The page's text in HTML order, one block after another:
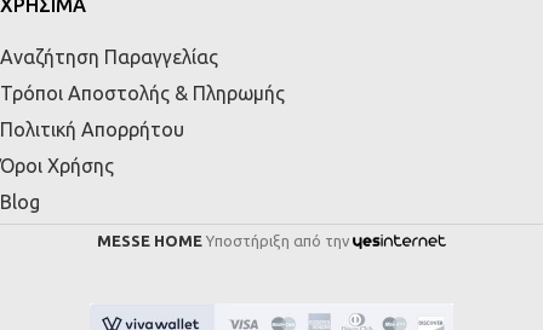
ΧΡΗΣΙΜΑ
Αναζήτηση Παραγγελίας
Τρόποι Αποστολής & Πληρωμής
Πολιτική Απορρήτου
Όροι Χρήσης
Blog
MESSE HOME Υποστήριξη από την